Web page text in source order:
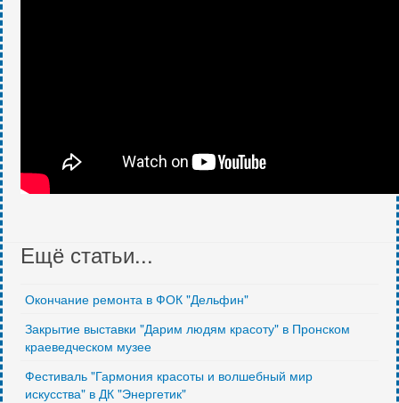
Ещё статьи...
Окончание ремонта в ФОК "Дельфин"
Закрытие выставки "Дарим людям красоту" в Пронском
краеведческом музее
Фестиваль "Гармония красоты и волшебный мир
искусства" в ДК "Энергетик"